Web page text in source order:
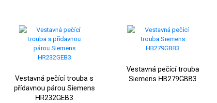
Vestavná pečící trouba s
přídavnou párou Siemens
HR232GEB3
Vestavná pečící trouba
Siemens HB279GBB3